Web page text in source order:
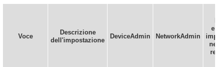
Voce
Descrizione
dell'impostazione
DeviceAdmin NetworkAdmin